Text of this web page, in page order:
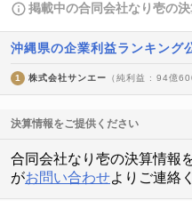
掲載中の合同会社なり壱の決
沖縄県の企業利益ランキング
1 株式会社サンエー （純利益 : 94億
決算情報をご提供ください
合同会社なり壱の決算情報
がお問い合わせよりご連絡